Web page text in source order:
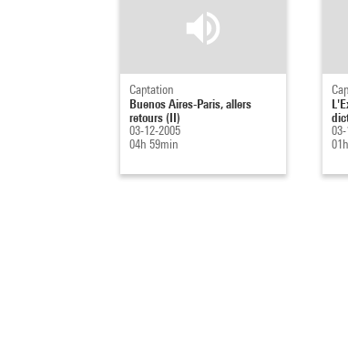
Captation
Buenos Aires-Paris, allers
retours (II)
03-12-2005
04h 59min